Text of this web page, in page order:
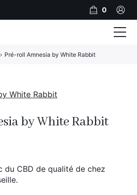
by White Rabbit
du CBD de qualité de chez
› Pré-roll Amnesia by White Rabbit
0